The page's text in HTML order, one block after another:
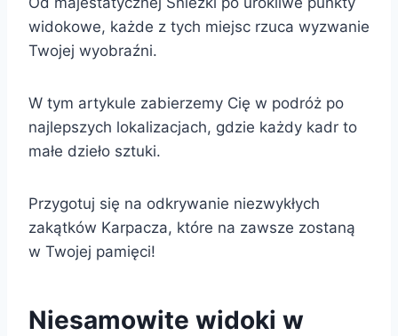
widokowe, każde z tych miejsc rzuca wyzwanie
Twojej wyobraźni.
W tym artykule zabierzemy Cię w podróż po
najlepszych lokalizacjach, gdzie każdy kadr to
małe dzieło sztuki.
Przygotuj się na odkrywanie niezwykłych
zakątków Karpacza, które na zawsze zostaną
w Twojej pamięci!
Niesamowite widoki w